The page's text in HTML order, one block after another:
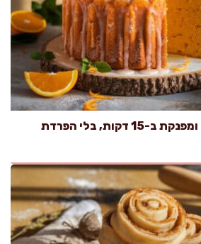
עוגת תפוזים גבוהה ומפנקת ב-15 דקות, בלי הפרדת